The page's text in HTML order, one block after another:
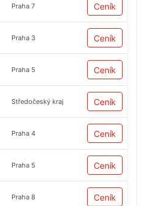
Praha 7 Ceník
Praha 3 Ceník
Praha 5 Ceník
Středočeský kraj Ceník
Praha 4 Ceník
Praha 5 Ceník
Praha 8 Ceník